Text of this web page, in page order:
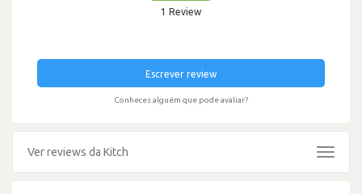
1 Review
Escrever review
Conheces alguém que pode avaliar?
Ver reviews da Kitch
Toggle